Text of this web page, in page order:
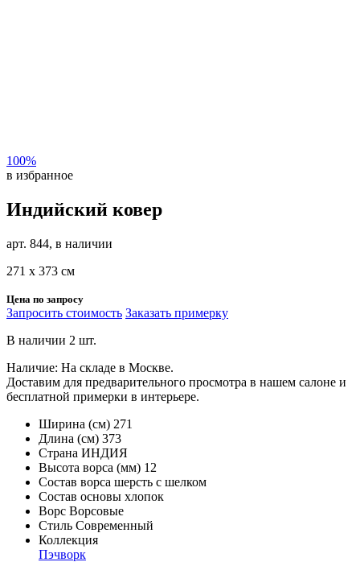
100%
в избранное
Индийский ковер
арт. 844, в наличии
271 х 373 см
Цена по запросу
Запросить стоимость Заказать примерку
В наличии 2 шт.
Наличие: На складе в Москве.
Доставим для предварительного просмотра в нашем салоне и
бесплатной примерки в интерьере.
Ширина (см) 271
Длина (см) 373
Страна ИНДИЯ
Высота ворса (мм) 12
Состав ворса шерсть с шелком
Состав основы хлопок
Ворс Ворсовые
Стиль Современный
Коллекция
Пэчворк